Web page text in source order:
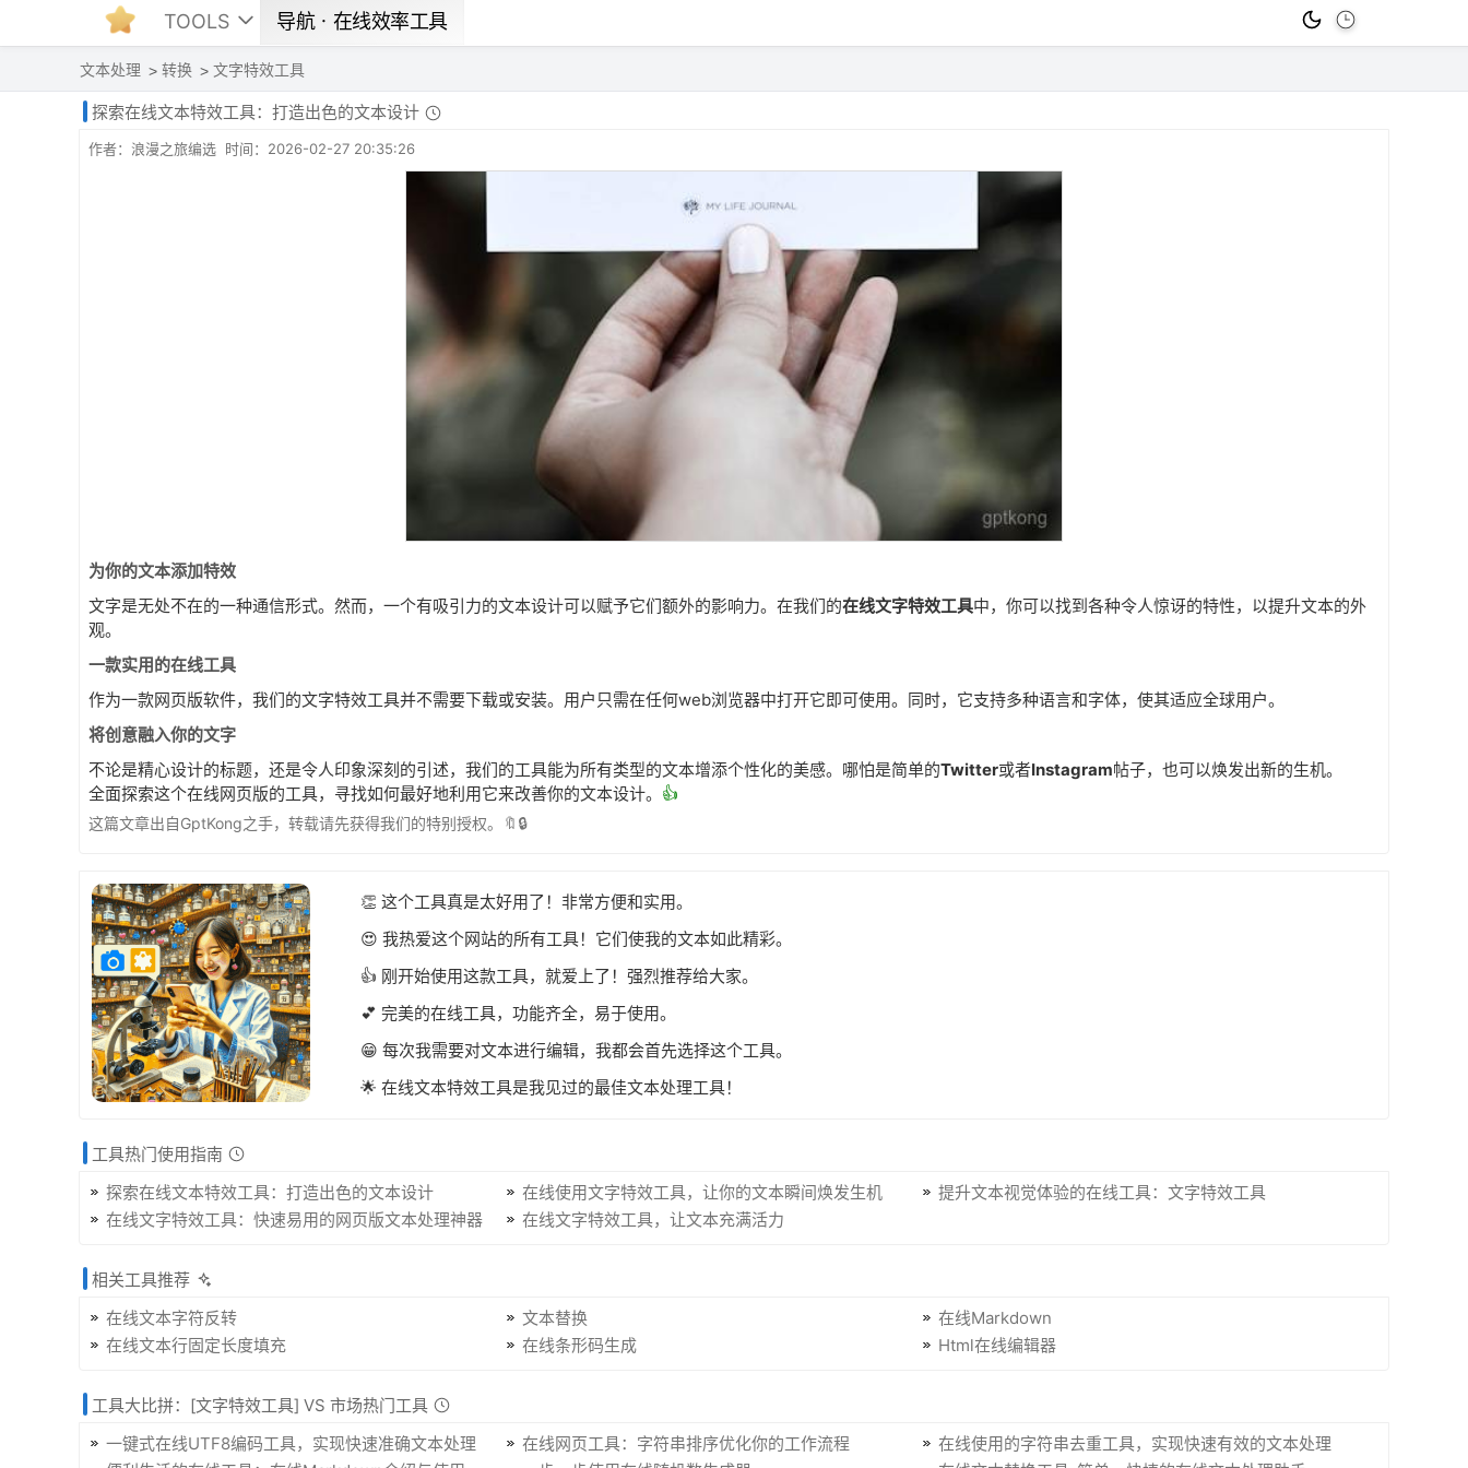
TOOLS 导航ㆍ在线效率工具
文本处理 转换 文字特效工具
探索在线文本特效工具：打造出色的文本设计
作者：浪漫之旅编选 时间：2026-02-27 20:35:26
为你的文本添加特效
文字是无处不在的一种通信形式。然而，一个有吸引力的文本设计可以赋予它们额外的影响力。在我们的在线文字特效工具中，你可以找到各种令人惊讶的特性，以提升文本的外
观。
一款实用的在线工具
作为一款网页版软件，我们的文字特效工具并不需要下载或安装。用户只需在任何web浏览器中打开它即可使用。同时，它支持多种语言和字体，使其适应全球用户。
将创意融入你的文字
不论是精心设计的标题，还是令人印象深刻的引述，我们的工具能为所有类型的文本增添个性化的美感。哪怕是简单的Twitter或者Instagram帖子，也可以焕发出新的生机。
全面探索这个在线网页版的工具，寻找如何最好地利用它来改善你的文本设计。 👍
这篇文章出自GptKong之手，转载请先获得我们的特别授权。🔖🔒
👏 这个工具真是太好用了！非常方便和实用。
😍 我热爱这个网站的所有工具！它们使我的文本如此精彩。
👍 刚开始使用这款工具，就爱上了！强烈推荐给大家。
💕 完美的在线工具，功能齐全，易于使用。
😁 每次我需要对文本进行编辑，我都会首先选择这个工具。
🌟 在线文本特效工具是我见过的最佳文本处理工具！
工具热门使用指南
探索在线文本特效工具：打造出色的文本设计
在线使用文字特效工具，让你的文本瞬间焕发生机
提升文本视觉体验的在线工具：文字特效工具
在线文字特效工具：快速易用的网页版文本处理神器
在线文字特效工具，让文本充满活力
相关工具推荐
在线文本字符反转
文本替换
在线Markdown
在线文本行固定长度填充
在线条形码生成 Html在线编辑器
工具大比拼：[文字特效工具] VS 市场热门工具
一键式在线UTF8编码工具，实现快速准确文本处理
在线网页工具：字符串排序优化你的工作流程
在线使用的字符串去重工具，实现快速有效的文本处理